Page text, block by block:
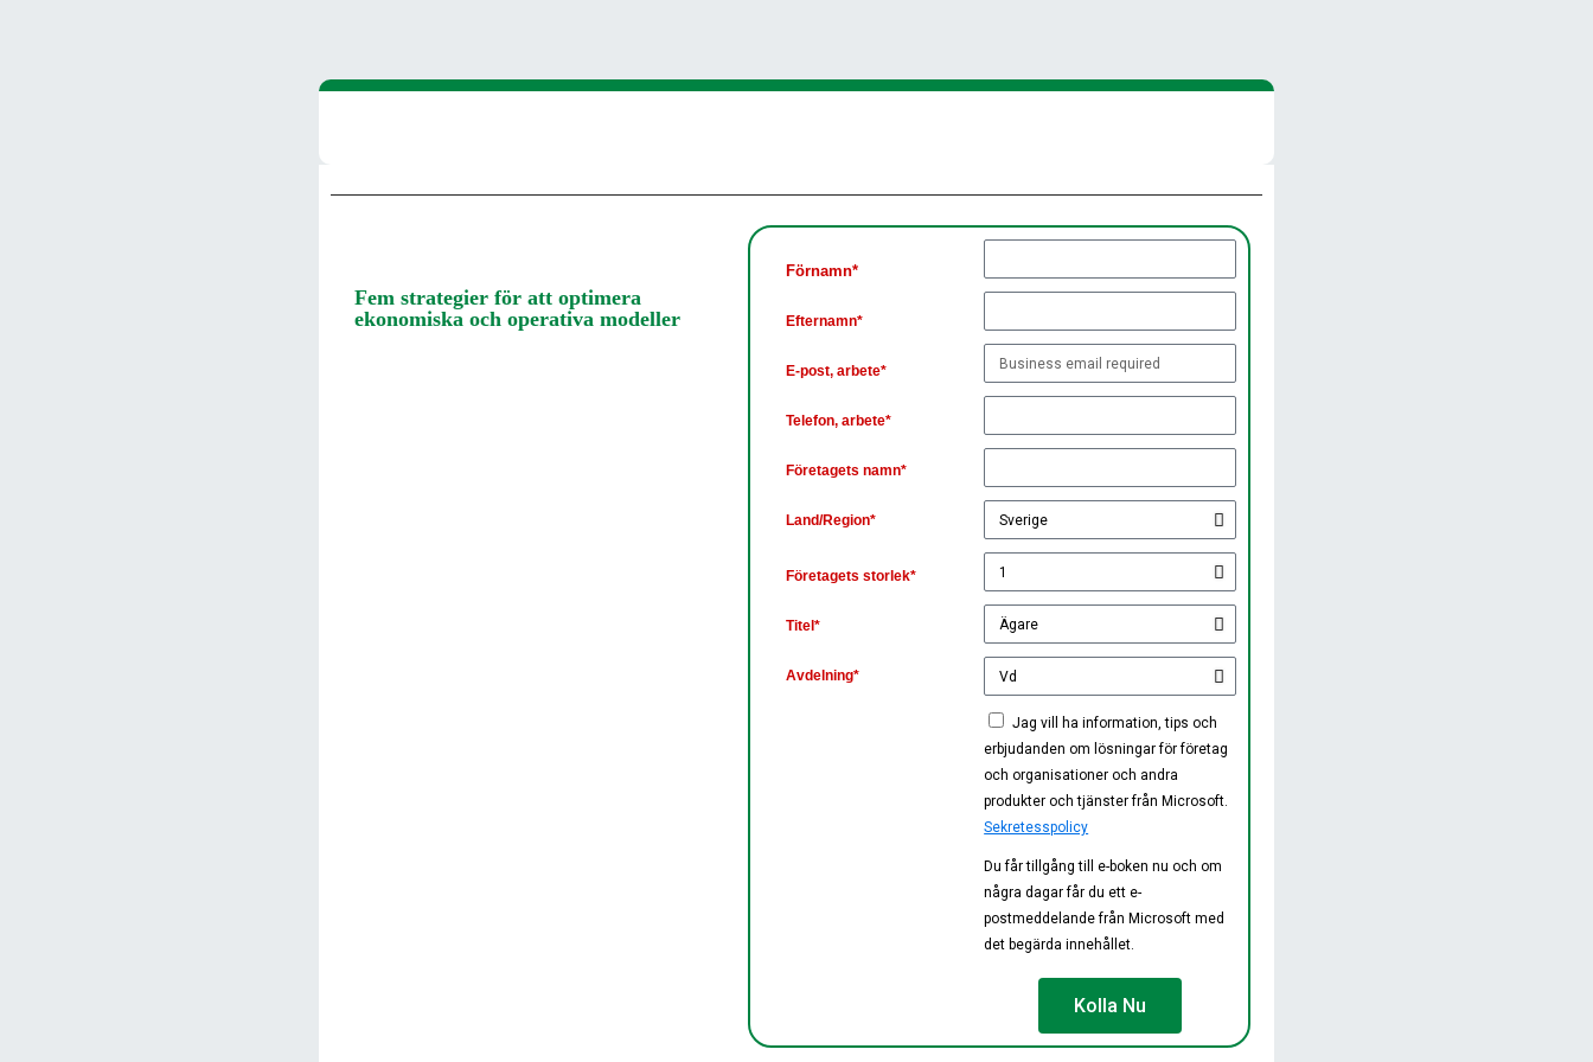
Fem strategier för att optimera
ekonomiska och operativa modeller
Förnamn*
Efternamn*
E-post, arbete*
Telefon, arbete*
Företagets namn*
Land/Region*
Företagets storlek*
Titel*
Avdelning*
Jag vill ha information, tips och
erbjudanden om lösningar för företag
och organisationer och andra
produkter och tjänster från Microsoft.
Sekretesspolicy
Du får tillgång till e-boken nu och om
några dagar får du ett e-
postmeddelande från Microsoft med
det begärda innehållet.
Kolla Nu